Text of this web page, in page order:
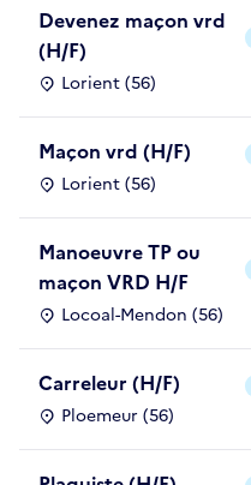
Devenez maçon vrd
(H/F)
Lorient (56)
Maçon vrd (H/F)
Lorient (56)
Manoeuvre TP ou
maçon VRD H/F
Locoal-Mendon (56)
Carreleur (H/F)
Ploemeur (56)